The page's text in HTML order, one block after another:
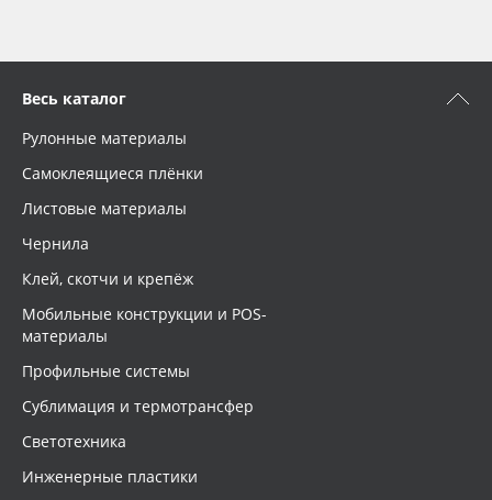
Весь каталог
Рулонные материалы
Самоклеящиеся плёнки
Листовые материалы
Чернила
Клей, скотчи и крепёж
Мобильные конструкции и POS-
материалы
Профильные системы
Сублимация и термотрансфер
Светотехника
Инженерные пластики